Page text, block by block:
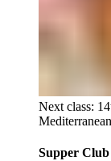
Next class:
Mediterranean
Supper Club - Paella & Sangria​​​​‌